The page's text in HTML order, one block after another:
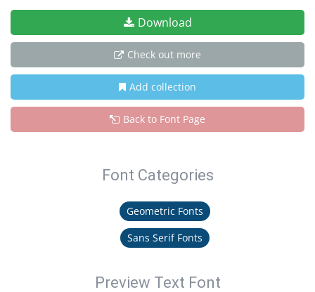
Download
Check out more
Add collection
Back to Font Page
Font Categories
Geometric Fonts
Sans Serif Fonts
Preview Text Font